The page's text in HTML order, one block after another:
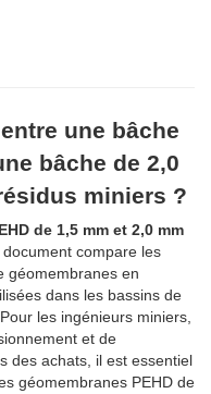
une bâche
bâche de 2,0
miniers ?
de 1,5 mm et 2,0 mm
document compare les
géomembranes en
dans les bassins de
les ingénieurs miniers,
et de
des achats, il est essentiel
géomembranes PEHD de